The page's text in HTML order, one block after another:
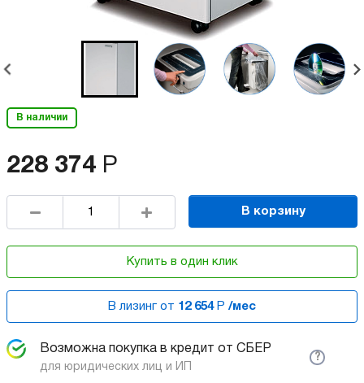
В наличии
228 374 Р
В корзину
Купить в один клик
В лизинг от 12 654 Р /мес
Возможна покупка в кредит от СБЕР
для юридических лиц и ИП
?